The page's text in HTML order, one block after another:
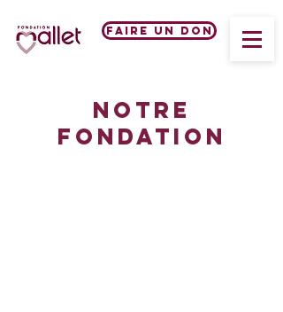
Faire un don
notre
fondation